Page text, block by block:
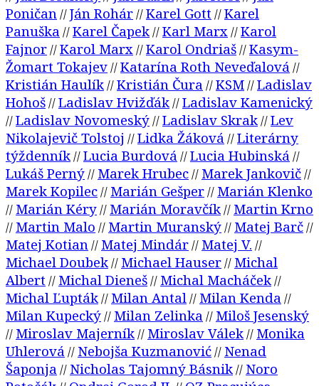
Poničan//Ján Rohár//Karel Gott//Karel
Panuška //Karel Čapek//Karl Marx//Karol
Fajnor//Karol Marx//Karol Ondriaš//Kasym-
Žomart Tokajev//Katarína Roth Neveďalová //
Kristián Haulík//Kristián Čura //KSM//Ladislav
Hohoš//Ladislav Hvižďák//Ladislav Kamenický
//Ladislav Novomeský//Ladislav Skrak//Lev
Nikolajevič Tolstoj //Lidka Žáková //Literárny
týždenník//Lucia Burdová //Lucia Hubinská //
Lukáš Perný// Marek Hrubec// Marek Jankovič//
Marek Kopilec// Marián Gešper// Marián Klenko
// Marián Kéry// Marián Moravčík// Martin Krno
// Martin Malo // Martin Muranský// Matej Barč//
Matej Kotian// Matej Mindár// Matej V. //
Michael Doubek// Michael Hauser// Michal
Albert// Michal Dieneš// Michal Macháček//
Michal Ľupták// Milan Antal// Milan Kenda //
Milan Kupecký// Milan Zelinka // Miloš Jesenský
// Miroslav Majerník// Miroslav Válek// Monika
Uhlerová // Nebojša Kuzmanović// Nenad
Šaponja // Nicholas Tajomný Básnik// Noro